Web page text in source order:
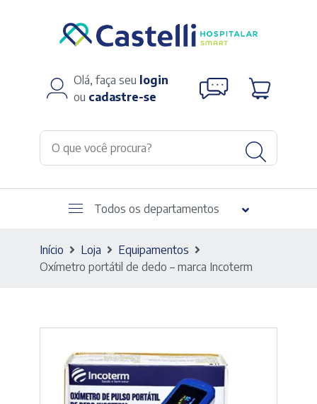
Olá, faça seu login
ou cadastre-se
Todos os departamentos
Início Loja
Equipamentos
Oxímetro portátil de dedo – marca Incoterm